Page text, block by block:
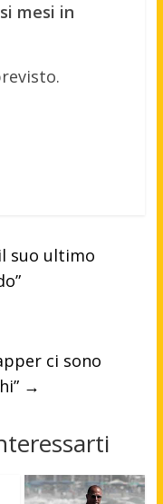
mesi in
suo ultimo
ci sono
→